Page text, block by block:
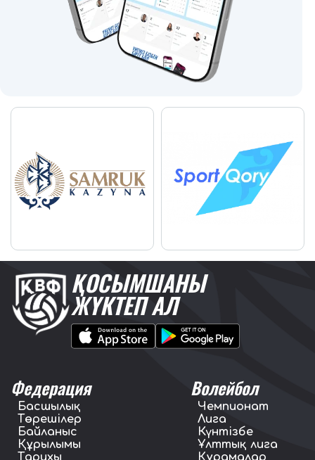
ҚОСЫМШАНЫ
ЖҮКТЕП АЛ
Федерация
Басшылық
Төрешілер
Байланыс
Құрылымы
Тарихы
Волейбол
Чемпионат
Лига
Күнтізбе
Ұлттық лига
Құрамалар